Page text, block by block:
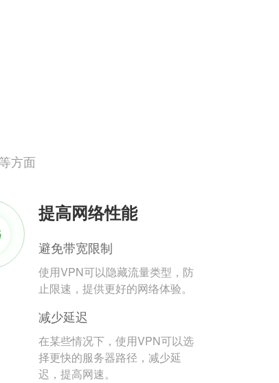
方面
提高网络性能
避免带宽限制
使用VPN可以隐藏流量类型，防
止限速，提供更好的网络体验。
减少延迟
在某些情况下，使用VPN可以选
择更快的服务器路径，减少延
迟，提高网速。